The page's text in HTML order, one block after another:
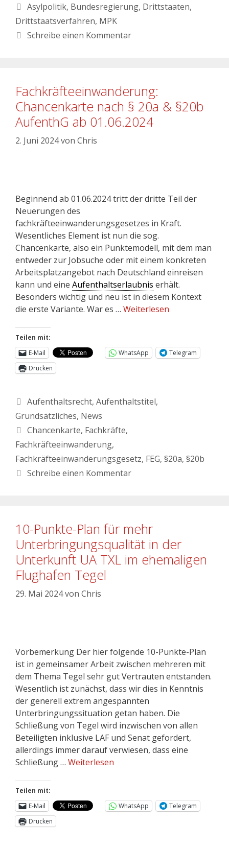
Asylpolitik, Bundesregierung, Drittstaaten,
Drittstaatsverfahren, MPK
Schreibe einen Kommentar
Fachkräfteeinwanderung:
Chancenkarte nach § 20a & §20b
AufenthG ab 01.06.2024
2. Juni 2024von Chris
Beginnend ab 01.06.2024 tritt der dritte Teil der
Neuerungen des
fachkräfteeinwanderungsgesetzes in Kraft.
Wesentliches Element ist nun die sog.
Chancenkarte, also ein Punktemodell, mit dem man
entweder zur Jobsuche oder mit einem konkreten
Arbeitsplatzangebot nach Deutschland einreisen
kann und eine Aufenthaltserlaubnis erhält.
Besonders wichtig und neu ist in diesem Kontext
die erste Variante. War es … Weiterlesen
Teilen mit:
E-Mail
WhatsApp
Telegram
Drucken
Aufenthaltsrecht, Aufenthaltstitel,
Grundsätzliches, News
Chancenkarte, Fachkräfte,
Fachkräfteeinwanderung,
Fachkräfteeinwanderungsgesetz, FEG, §20a, §20b
Schreibe einen Kommentar
10-Punkte-Plan für mehr
Unterbringungsqualität in der
Unterkunft UA TXL im ehemaligen
Flughafen Tegel
29. Mai 2024von Chris
Vorbemerkung Der hier folgende 10-Punkte-Plan
ist in gemeinsamer Arbeit zwischen mehreren mit
dem Thema Tegel sehr gut Vertrauten entstanden.
Wesentlich ist zunächst, dass wir dies in Kenntnis
der generell extrem angespannten
Unterbringungssituation getan haben. Die
Schließung von Tegel wird inzwischen von allen
Beteiligten inklusive LAF und Senat gefordert,
allerdings immer darauf verwiesen, dass eine
Schließung … Weiterlesen
Teilen mit:
E-Mail
WhatsApp
Telegram
Drucken